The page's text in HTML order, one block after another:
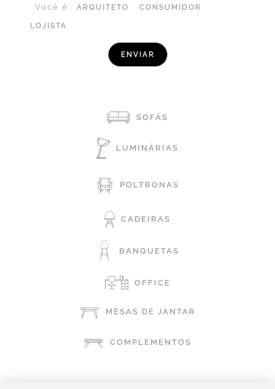
Você é: ARQUITETO CONSUMIDOR
LOJISTA
SOFÁS
LUMINÁRIAS
POLTRONAS
CADEIRAS
BANQUETAS
OFFICE
MESAS DE JANTAR
COMPLEMENTOS